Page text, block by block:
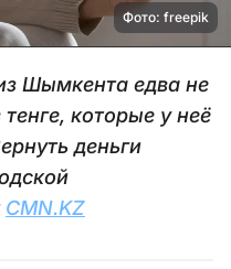
Фото: freepik
Шымкента едва не
которые у неё
деньги
CMN.KZ